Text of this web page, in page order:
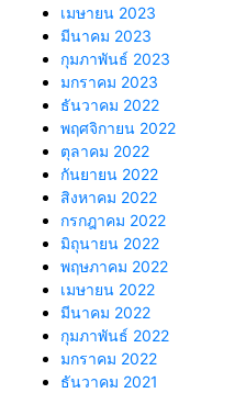
เมษายน 2023
มีนาคม 2023
กุมภาพันธ์ 2023
มกราคม 2023
ธันวาคม 2022
พฤศจิกายน 2022
ตุลาคม 2022
กันยายน 2022
สิงหาคม 2022
กรกฎาคม 2022
มิถุนายน 2022
พฤษภาคม 2022
เมษายน 2022
มีนาคม 2022
กุมภาพันธ์ 2022
มกราคม 2022
ธันวาคม 2021